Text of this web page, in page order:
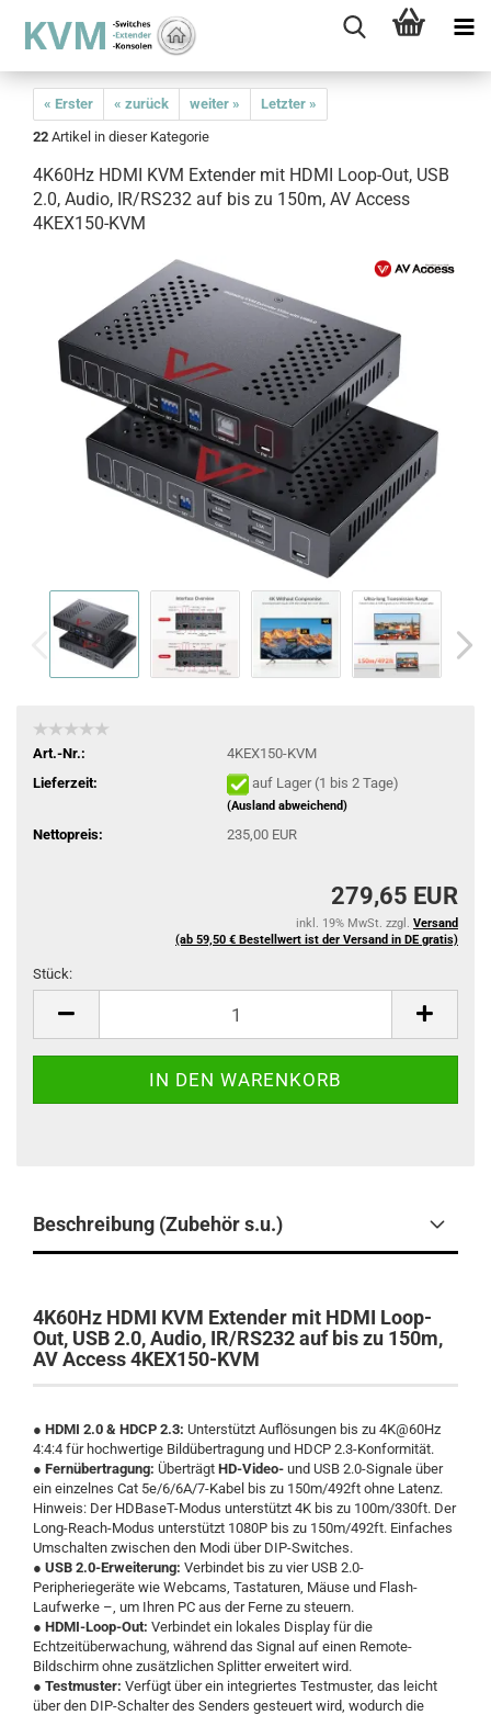
« Erster « zurück weiter »
Letzter »
22 Artikel in dieser Kategorie
4K60Hz HDMI KVM Extender mit HDMI Loop-Out, USB
2.0, Audio, IR/RS232 auf bis zu 150m, AV Access
4KEX150-KVM
Art.-Nr.:
4KEX150-KVM
Lieferzeit:
auf Lager (1 bis 2 Tage)
(Ausland abweichend)
Nettopreis: 235,00 EUR
279,65 EUR
inkl. 19% MwSt. zzgl. Versand
(ab 59,50 € Bestellwert ist der Versand in DE gratis)
Stück:
Beschreibung (Zubehör s.u.)
4K60Hz HDMI KVM Extender mit HDMI Loop-
Out, USB 2.0, Audio, IR/RS232 auf bis zu 150m,
AV Access 4KEX150-KVM
● HDMI 2.0 & HDCP 2.3: Unterstützt Auflösungen bis zu 4K@60Hz
4:4:4 für hochwertige Bildübertragung und HDCP 2.3-Konformität.
● Fernübertragung: Überträgt HD-Video- und USB 2.0-Signale über
ein einzelnes Cat 5e/6/6A/7-Kabel bis zu 150m/492ft ohne Latenz.
Hinweis: Der HDBaseT-Modus unterstützt 4K bis zu 100m/330ft. Der
Long-Reach-Modus unterstützt 1080P bis zu 150m/492ft. Einfaches
Umschalten zwischen den Modi über DIP-Switches.
● USB 2.0-Erweiterung: Verbindet bis zu vier USB 2.0-
Peripheriegeräte wie Webcams, Tastaturen, Mäuse und Flash-
Laufwerke –, um Ihren PC aus der Ferne zu steuern.
● HDMI-Loop-Out: Verbindet ein lokales Display für die
Echtzeitüberwachung, während das Signal auf einen Remote-
Bildschirm ohne zusätzlichen Splitter erweitert wird.
● Testmuster: Verfügt über ein integriertes Testmuster, das leicht
über den DIP-Schalter des Senders gesteuert wird, wodurch die